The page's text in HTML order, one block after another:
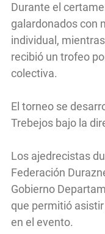
Durante el
galardonados con
individual,
recibió un trofeo
colectiva.
El torneo se
Trebejos bajo la
Los ajedrecistas
Federación
Gobierno
que permitió
en el evento.